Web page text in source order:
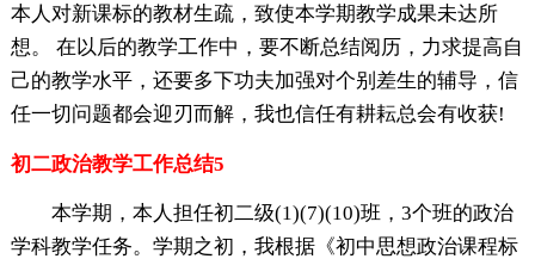
本人对新课标的教材生疏，致使本学期教学成果未达所
想。 在以后的教学工作中，要不断总结阅历，力求提高自
己的教学水平，还要多下功夫加强对个别差生的辅导，信
任一切问题都会迎刃而解，我也信任有耕耘总会有收获!
初二政治教学工作总结5
本学期，本人担任初二级(1)(7)(10)班，3个班的政治
学科教学任务。学期之初，我根据《初中思想政治课程标